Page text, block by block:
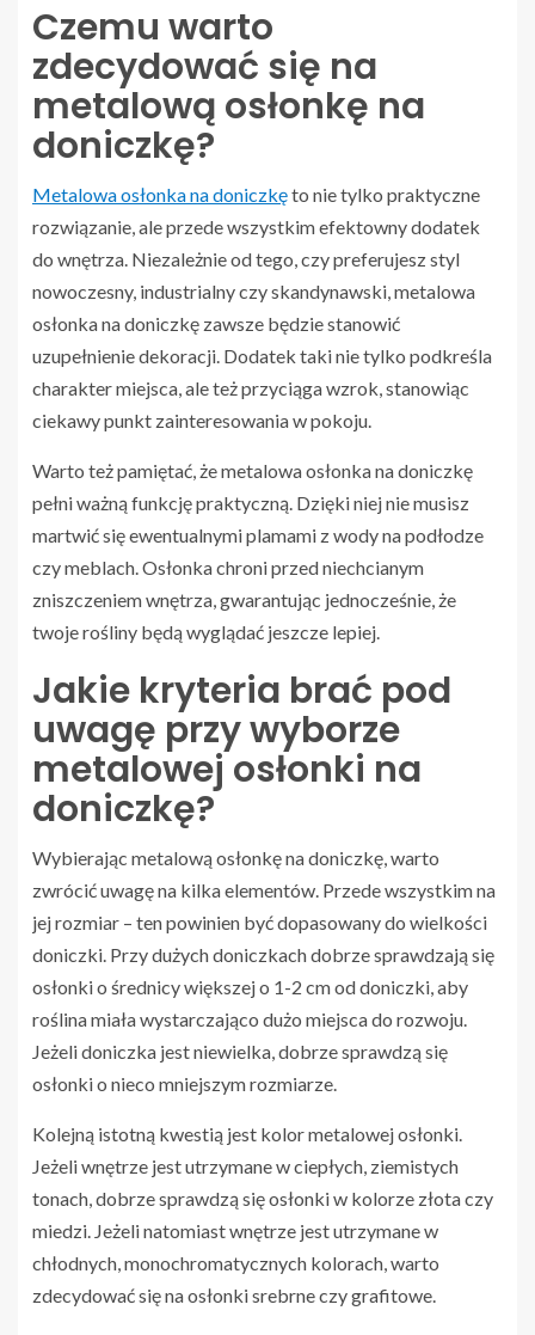
Czemu warto
zdecydować się na
metalową osłonkę na
doniczkę?
Metalowa osłonka na doniczkęto nie tylko praktyczne
rozwiązanie, ale przede wszystkim efektowny dodatek
do wnętrza. Niezależnie od tego, czy preferujesz styl
nowoczesny, industrialny czy skandynawski, metalowa
osłonka na doniczkę zawsze będzie stanowić
uzupełnienie dekoracji. Dodatek taki nie tylko podkreśla
charakter miejsca, ale też przyciąga wzrok, stanowiąc
ciekawy punkt zainteresowania w pokoju.
Warto też pamiętać, że metalowa osłonka na doniczkę
pełni ważną funkcję praktyczną. Dzięki niej nie musisz
martwić się ewentualnymi plamami z wody na podłodze
czy meblach. Osłonka chroni przed niechcianym
zniszczeniem wnętrza, gwarantując jednocześnie, że
twoje rośliny będą wyglądać jeszcze lepiej.
Jakie kryteria brać pod
uwagę przy wyborze
metalowej osłonki na
doniczkę?
Wybierając metalową osłonkę na doniczkę, warto
zwrócić uwagę na kilka elementów. Przede wszystkim na
jej rozmiar – ten powinien być dopasowany do wielkości
doniczki. Przy dużych doniczkach dobrze sprawdzają się
osłonki o średnicy większej o 1-2 cm od doniczki, aby
roślina miała wystarczająco dużo miejsca do rozwoju.
Jeżeli doniczka jest niewielka, dobrze sprawdzą się
osłonki o nieco mniejszym rozmiarze.
Kolejną istotną kwestią jest kolor metalowej osłonki.
Jeżeli wnętrze jest utrzymane w ciepłych, ziemistych
tonach, dobrze sprawdzą się osłonki w kolorze złota czy
miedzi. Jeżeli natomiast wnętrze jest utrzymane w
chłodnych, monochromatycznych kolorach, warto
zdecydować się na osłonki srebrne czy grafitowe.